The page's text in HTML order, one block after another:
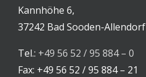
Kannhöhe 6,
37242 Bad Sooden-Allendorf
Tel.: +49 56 52 / 95 884 – 0
Fax: +49 56 52 / 95 884 – 21